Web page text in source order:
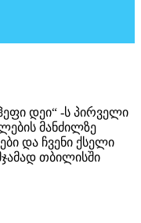
დეი“ -ს პირველი
მანძილზე
და ჩვენი ქსელი
თბილისში